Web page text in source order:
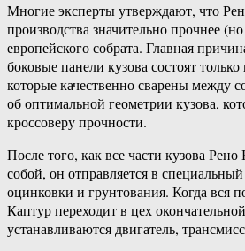
Многие эксперты утверждают, что
производства значительно прочнее
европейского собрата. Главная
боковые панели кузова состоят
которые качественно сварены между
об оптимальной геометрии кузова,
кроссоверу прочности.
После того, как все части кузова
собой, он отправляется в
оцинковки и грунтования. Когда вся
Каптур переходит в цех
устанавливаются двигатель,